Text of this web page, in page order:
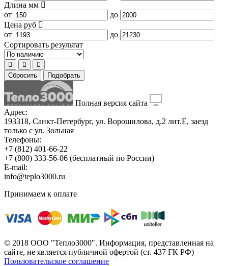
Длина мм
от
до
Цена руб
от
до
Сортировать результат
Сбросить Подобрать
Полная версия сайта
Адрес:
193318, Санкт-Петербург, ул. Ворошилова, д.2 лит.Е, заезд
только с ул. Зольная
Телефоны:
+7 (812) 401-66-22
+7 (800) 333-56-06 (бесплатный по России)
E-mail:
info@teplo3000.ru
Принимаем к оплате
© 2018 ООО "Тепло3000". Информация, представленная на
сайте, не является публичной офертой (ст. 437 ГК РФ)
Пользовательское соглашение